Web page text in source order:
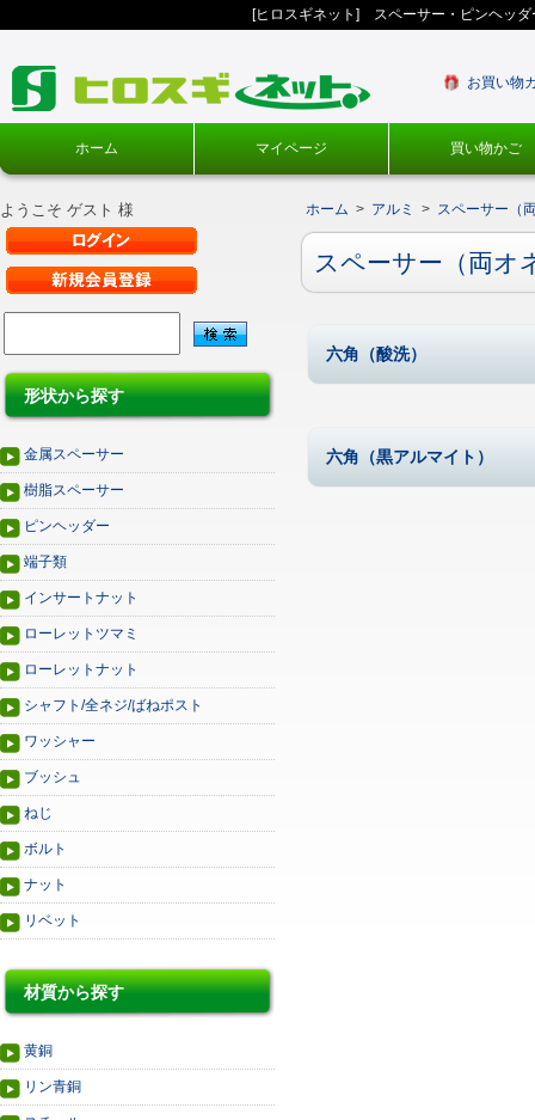
[ヒロスギネット] スペーサー・ピンヘッ
お買い物
ホーム マイページ 買い物かご
ようこそ ゲスト 様
形状から探す
金属スペーサー
樹脂スペーサー
ピンヘッダー
端子類
インサートナット
ローレットツマミ
ローレットナット
シャフト/全ネジ/ばねポスト
ワッシャー
ブッシュ
ねじ
ボルト
ナット
リベット
材質から探す
黄銅
リン青銅
ホーム > アルミ > スペーサー（
スペーサー（両オ
六角（酸洗）
六角（黒アルマイト）